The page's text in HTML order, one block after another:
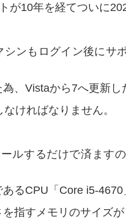
が10年を経てついに
シンもログイン後にサ
、Vistaから7へ更新し
ければなりません。
ルするだけで済ます
るCPU「Core i5-4670
指すメモリのサイズ